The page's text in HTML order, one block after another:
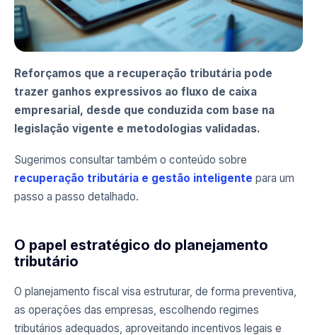
Reforçamos que a recuperação tributária pode
trazer ganhos expressivos ao fluxo de caixa
empresarial, desde que conduzida com base na
legislação vigente e metodologias validadas.
Sugerimos consultar também o conteúdo sobre
recuperação tributária e gestão inteligente para um
passo a passo detalhado.
O papel estratégico do planejamento
tributário
O planejamento fiscal visa estruturar, de forma preventiva,
as operações das empresas, escolhendo regimes
tributários adequados, aproveitando incentivos legais e